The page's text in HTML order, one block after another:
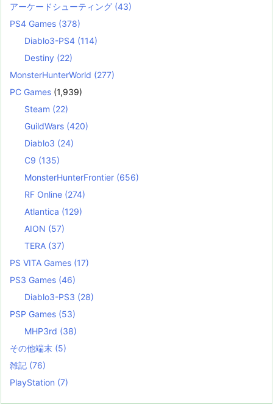
アーケードシューティング (43)
PS4 Games (378)
Diablo3-PS4 (114)
Destiny (22)
MonsterHunterWorld (277)
PC Games (1,939)
Steam (22)
GuildWars (420)
Diablo3 (24)
C9 (135)
MonsterHunterFrontier (656)
RF Online (274)
Atlantica (129)
AION (57)
TERA (37)
PS VITA Games (17)
PS3 Games (46)
Diablo3-PS3 (28)
PSP Games (53)
MHP3rd (38)
その他端末 (5)
雑記 (76)
PlayStation (7)